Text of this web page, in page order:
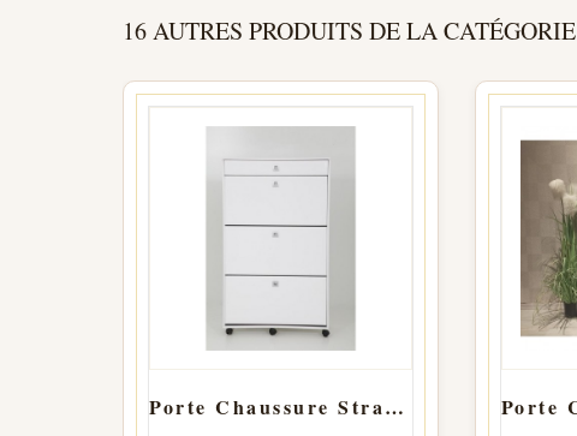
16 AUTRES PRODUITS DE LA CATÉGORIE
Porte Chaussure Stratifie